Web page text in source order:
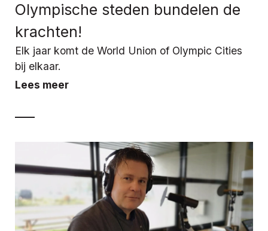
Olympische steden bundelen de
krachten!
Elk jaar komt de World Union of Olympic Cities
bij elkaar.
Lees meer